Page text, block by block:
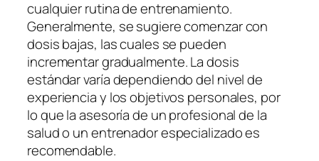
cualquier rutina de entrenamiento.
Generalmente, se sugiere comenzar con
dosis bajas, las cuales se pueden
incrementar gradualmente. La dosis
estándar varía dependiendo del nivel de
experiencia y los objetivos personales, por
lo que la asesoría de un profesional de la
salud o un entrenador especializado es
recomendable.